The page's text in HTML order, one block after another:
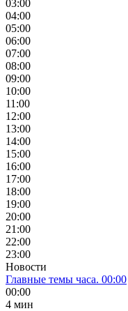
03:00
04:00
05:00
06:00
07:00
08:00
09:00
10:00
11:00
12:00
13:00
14:00
15:00
16:00
17:00
18:00
19:00
20:00
21:00
22:00
23:00
Новости
Главные темы часа. 00:00
00:00
4 мин